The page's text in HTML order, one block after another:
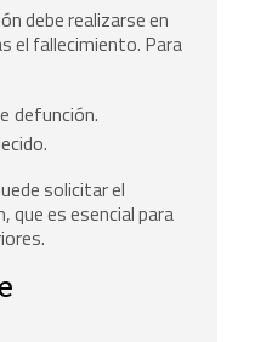
debe realizarse en
el fallecimiento. Para
defunción.
solicitar el
que es esencial para